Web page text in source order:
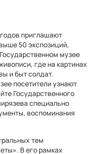
приглашают
50 экспозиций,
музее
где на картинах
и быт солдат.
посетители узнают
Государственного
специально
воспоминания
тем
В его рамках